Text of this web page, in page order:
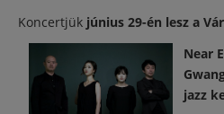
Koncertjük június 29-én lesz a
Near
jazz